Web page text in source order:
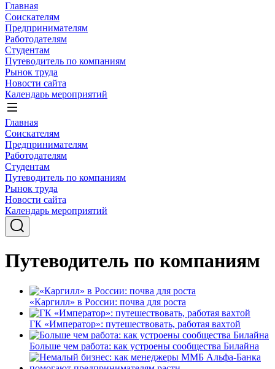
Главная
Соискателям
Предпринимателям
Работодателям
Студентам
Путеводитель по компаниям
Рынок труда
Новости сайта
Календарь мероприятий
Главная
Соискателям
Предпринимателям
Работодателям
Студентам
Путеводитель по компаниям
Рынок труда
Новости сайта
Календарь мероприятий
Путеводитель по компаниям
«Каргилл» в России: почва для роста
ГК «Император»: путешествовать, работая вахтой
Больше чем работа: как устроены сообщества Билайна